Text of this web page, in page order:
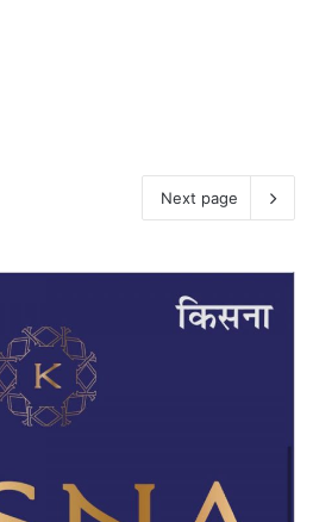
Next page